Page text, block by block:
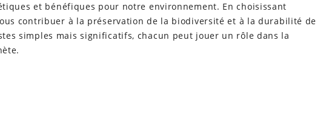
et bénéfiques pour notre environnement. En choisissant
contribuer à la préservation de la biodiversité et à la durabilité de
simples mais significatifs, chacun peut jouer un rôle dans la